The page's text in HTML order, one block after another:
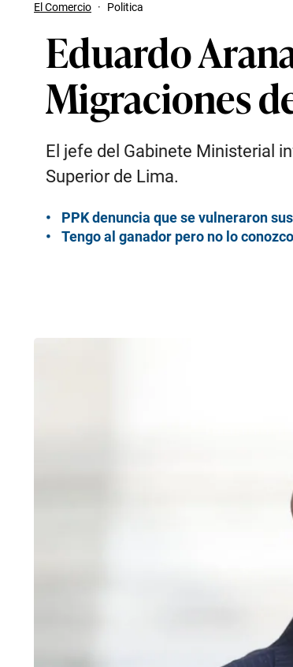
El Comercio · Politica
Eduardo
Migraciones
El jefe del Gabinete Ministerial
Superior de Lima.
PPK denuncia que se vulneraron
Tengo al ganador pero no lo